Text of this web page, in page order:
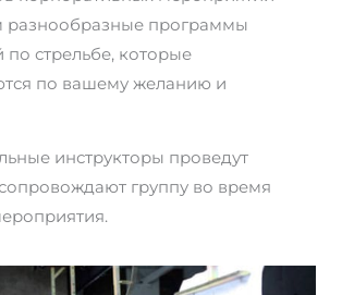
разнообразные программы
стрельбе, которые
по вашему желанию и
инструкторы проведут
группу во время